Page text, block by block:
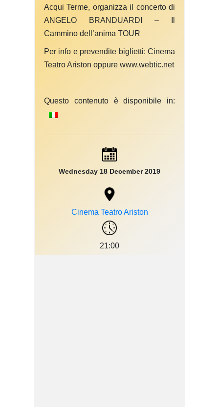
Acqui Terme, organizza il concerto di
ANGELO BRANDUARDI – Il
Cammino dell’anima TOUR
Per info e prevendite biglietti: Cinema
Teatro Ariston oppure www.webtic.net
Questo contenuto è disponibile in:
Wednesday 18 December 2019
Cinema Teatro Ariston
21:00